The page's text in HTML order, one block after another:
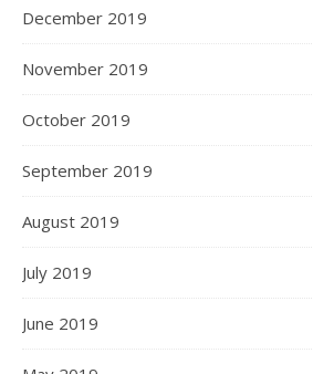
December 2019
November 2019
October 2019
September 2019
August 2019
July 2019
June 2019